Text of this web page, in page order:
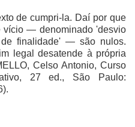
de cumpri-la. Daí por que
vício — denominado 'desvio
finalidade' — são nulos.
legal desatende à própria
Celso Antonio, Curso
27 ed., São Paulo: